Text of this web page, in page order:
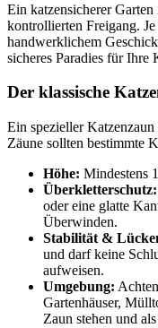
Ein katzensicherer
kontrollierten Freigang.
handwerklichem
sicheres Paradies für Ihre
Der klassische
Ein spezieller
Zäune sollten bestimmte
Höhe: Mindestens
Überkletterschutz:
oder eine glatte
Überwinden.
Stabilität &
und darf keine
aufweisen.
Umgebung:
Gartenhäuser,
Zaun stehen und